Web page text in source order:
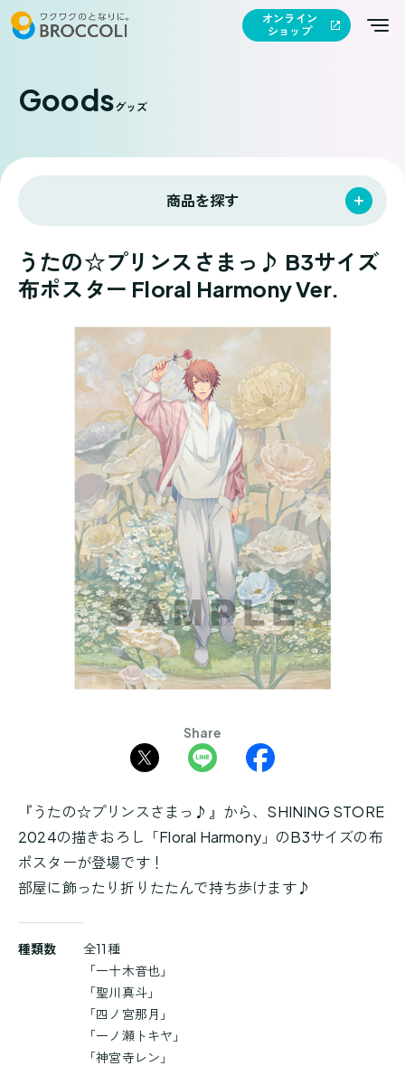
オンライン
ショップ
Goodsグッズ
商品を探す
うたの☆プリンスさまっ♪ B3サイズ
布ポスター Floral Harmony Ver.
Share
『うたの☆プリンスさまっ♪』から、SHINING STORE
2024の描きおろし「Floral Harmony」のB3サイズの布
ポスターが登場です！
部屋に飾ったり折りたたんで持ち歩けます♪
品
種類数
全11種
「一十木音也」
「聖川真斗」
「四ノ宮那月」
「一ノ瀬トキヤ」
「神宮寺レン」